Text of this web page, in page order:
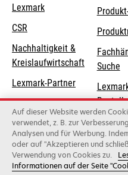
Lexmark
CSR
Nachhaltigkeit &
Kreislaufwirtschaft
Lexmark-Partner
wird
in
einer
neuen
Suche
Lexmark
Lexmark
Auf dieser Website werden
verwendet, z. B. zur
Analysen und für Werbung.
oder auf "Akzeptieren und
Verwendung von Cookies zu.
Informationen auf der Seite